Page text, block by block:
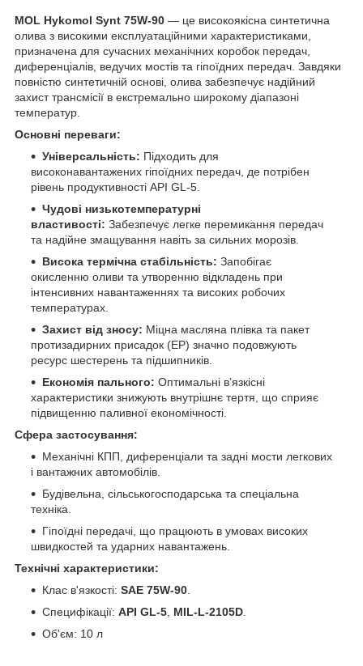
MOL Hykomol Synt 75W-90 — це високоякісна синтетична
олива з високими експлуатаційними характеристиками,
призначена для сучасних механічних коробок передач,
диференціалів, ведучих мостів та гіпоїдних передач. Завдяки
повністю синтетичній основі, олива забезпечує надійний
захист трансмісії в екстремально широкому діапазоні
температур.
Основні переваги:
Універсальність: Підходить для
високонавантажених гіпоїдних передач, де потрібен
рівень продуктивності API GL-5.
Чудові низькотемпературні
властивості: Забезпечує легке перемикання передач
та надійне змащування навіть за сильних морозів.
Висока термічна стабільність: Запобігає
окисленню оливи та утворенню відкладень при
інтенсивних навантаженнях та високих робочих
температурах.
Захист від зносу: Міцна масляна плівка та пакет
протизадирних присадок (EP) значно подовжують
ресурс шестерень та підшипників.
Економія пального: Оптимальні в’язкісні
характеристики знижують внутрішнє тертя, що сприяє
підвищенню паливної економічності.
Сфера застосування:
Механічні КПП, диференціали та задні мости легкових
і вантажних автомобілів.
Будівельна, сільськогосподарська та спеціальна
техніка.
Гіпоїдні передачі, що працюють в умовах високих
швидкостей та ударних навантажень.
Технічні характеристики:
Клас в'язкості: SAE 75W-90
Специфікації: API GL-5 MIL-L-2105D
Об'єм: 10 л